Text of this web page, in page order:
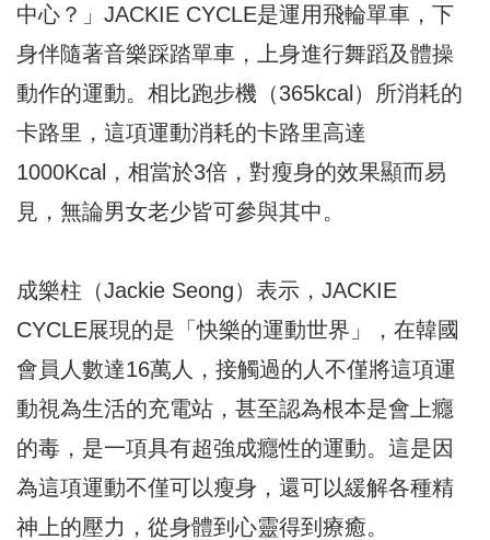
中心？」JACKIE CYCLE是運用飛輪單車，下
身伴隨著音樂踩踏單車，上身進行舞蹈及體操
動作的運動。相比跑步機（365kcal）所消耗的
卡路里，這項運動消耗的卡路里高達
1000Kcal，相當於3倍，對瘦身的效果顯而易
見，無論男女老少皆可參與其中。
成樂柱（Jackie Seong）表示，JACKIE
CYCLE展現的是「快樂的運動世界」，在韓國
會員人數達16萬人，接觸過的人不僅將這項運
動視為生活的充電站，甚至認為根本是會上癮
的毒，是一項具有超強成癮性的運動。這是因
為這項運動不僅可以瘦身，還可以緩解各種精
神上的壓力，從身體到心靈得到療癒。